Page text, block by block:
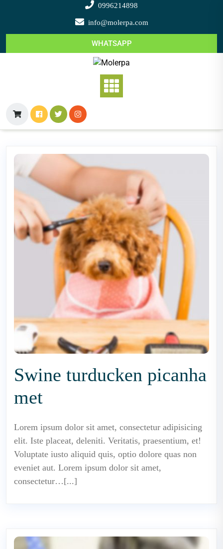
0996214898
info@molerpa.com
WHATSAPP
Swine turducken picanha
met
Lorem ipsum dolor sit amet, consectetur adipisicing
elit. Iste placeat, deleniti. Veritatis, praesentium, et!
Voluptate iusto aliquid quis, optio dolore quas non
eveniet aut. Lorem ipsum dolor sit amet,
consectetur…[...]